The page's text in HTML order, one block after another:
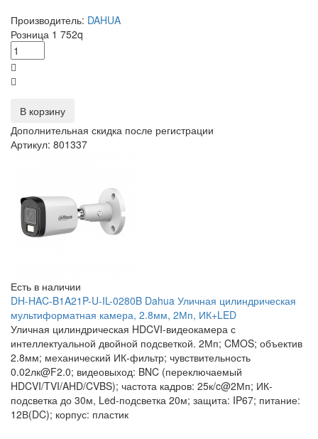
Производитель: DAHUA
Розница 1 752q
В корзину
Дополнительная скидка после регистрации
Артикул: 801337
Есть в наличии
DH-HAC-B1A21P-U-IL-0280B Dahua Уличная цилиндрическая
мультиформатная камера, 2.8мм, 2Мп, ИК+LED
Уличная цилиндрическая HDCVI-видеокамера с
интеллектуальной двойной подсветкой. 2Мп; CMOS; объектив
2.8мм; механический ИК-фильтр; чувствительность
0.02лк@F2.0; видеовыход: BNC (переключаемый
HDCVI/TVI/AHD/CVBS); частота кадров: 25к/c@2Мп; ИК-
подсветка до 30м, Led-подсветка 20м; защита: IP67; питание:
12В(DC); корпус: пластик